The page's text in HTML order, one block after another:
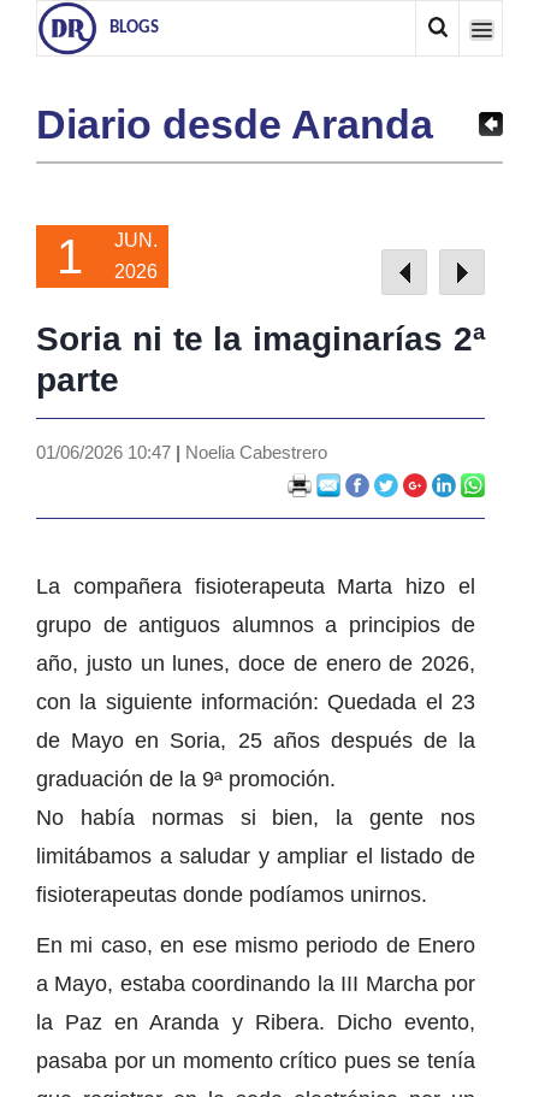
BLOGS
Diario desde Aranda
1
JUN.
2026
Soria ni te la imaginarías 2ª
parte
01/06/2026 10:47 | Noelia Cabestrero
La compañera fisioterapeuta Marta hizo el
grupo de antiguos alumnos a principios de
año, justo un lunes, doce de enero de 2026,
con la siguiente información: Quedada el 23
de Mayo en Soria, 25 años después de la
graduación de la 9ª promoción.
No había normas si bien, la gente nos
limitábamos a saludar y ampliar el listado de
fisioterapeutas donde podíamos unirnos.
En mi caso, en ese mismo periodo de Enero
a Mayo, estaba coordinando la III Marcha por
la Paz en Aranda y Ribera. Dicho evento,
pasaba por un momento crítico pues se tenía